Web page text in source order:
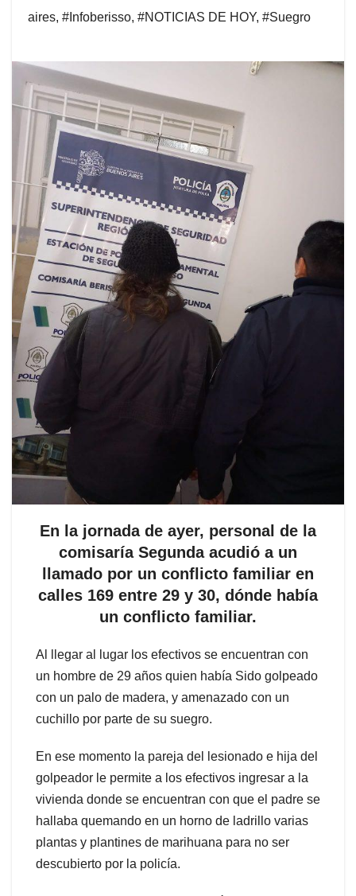
aires, #Infoberisso, #NOTICIAS DE HOY, #Suegro
En la jornada de ayer, personal de la
comisaría Segunda acudió a un
llamado por un conflicto familiar en
calles 169 entre 29 y 30, dónde había
un conflicto familiar.
Al llegar al lugar los efectivos se encuentran con
un hombre de 29 años quien había Sido golpeado
con un palo de madera, y amenazado con un
cuchillo por parte de su suegro.
En ese momento la pareja del lesionado e hija del
golpeador le permite a los efectivos ingresar a la
vivienda donde se encuentran con que el padre se
hallaba quemando en un horno de ladrillo varias
plantas y plantines de marihuana para no ser
descubierto por la policía.